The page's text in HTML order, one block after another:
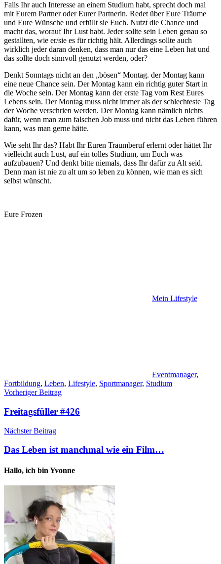
Falls Ihr auch Interesse an einem Studium habt, sprecht doch mal
mit Eurem Partner oder Eurer Partnerin. Redet über Eure Träume
und Eure Wünsche und erfüllt sie Euch. Nutzt die Chance und
macht das, worauf Ihr Lust habt. Jeder sollte sein Leben genau so
gestallten, wie er/sie es für richtig hält. Allerdings sollte auch
wirklich jeder daran denken, dass man nur das eine Leben hat und
das sollte doch sinnvoll genutzt werden, oder?
Denkt Sonntags nicht an den „bösen“ Montag. der Montag kann
eine neue Chance sein. Der Montag kann ein richtig guter Start in
die Woche sein. Der Montag kann der erste Tag vom Rest Eures
Lebens sein. Der Montag muss nicht immer als der schlechteste Tag
der Woche verschrien werden. Der Montag kann nämlich nichts
dafür, wenn man zum falschen Job muss und nicht das Leben führen
kann, was man gerne hätte.
Wie seht Ihr das? Habt Ihr Euren Traumberuf erlernt oder hättet Ihr
vielleicht auch Lust, auf ein tolles Studium, um Euch was
aufzubauen? Und denkt bitte niemals, dass Ihr dafür zu Alt seid.
Denn man ist nie zu alt um so leben zu können, wie man es sich
selbst wünscht.
Eure Frozen
Mein Lifestyle
Eventmanager,
Fortbildung, Leben, Lifestyle, Sportmanager, Studium
Beitragsnavigation
Vorheriger Beitrag
Freitagsfüller #426
Nächster Beitrag
Das Leben ist manchmal wie ein Film…
Hallo, ich bin Yvonne